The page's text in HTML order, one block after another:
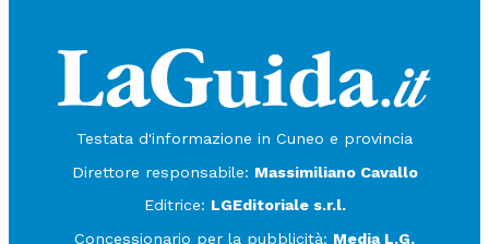
Testata d'informazione in Cuneo e provincia
Direttore responsabile: Massimiliano Cavallo
Editrice: LGEditoriale s.r.l.
Concessionario per la pubblicità: Media L.G.